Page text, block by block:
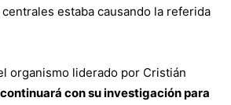
estaba causando la referida
organismo liderado por Cristián
continuará con su investigación para